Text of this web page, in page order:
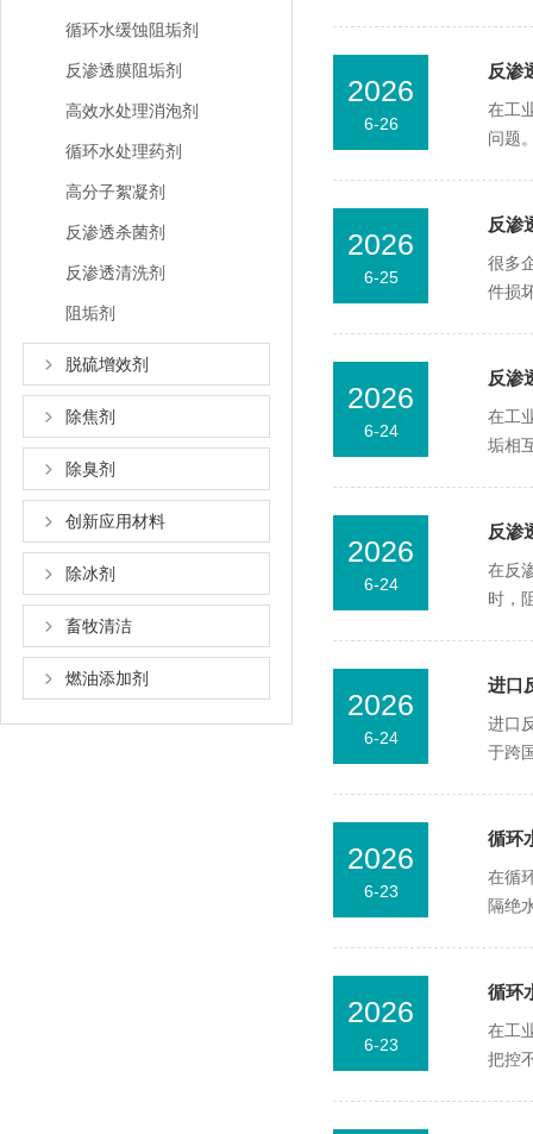
循环水缓蚀阻垢剂
反渗透膜阻垢剂
高效水处理消泡剂
循环水处理药剂
高分子絮凝剂
反渗透杀菌剂
反渗透清洗剂
阻垢剂
脱硫增效剂
除焦剂
除臭剂
创新应用材料
除冰剂
畜牧清洁
燃油添加剂
2026
6-26
反渗
在工
问题
2026
6-25
反渗
很多
件损
2026
6-24
反渗
在工
垢相
2026
6-24
反渗
在反
时，
2026
6-24
进口
进口
于跨
2026
6-23
循环
在循
隔绝
2026
6-23
循环
在工
把控